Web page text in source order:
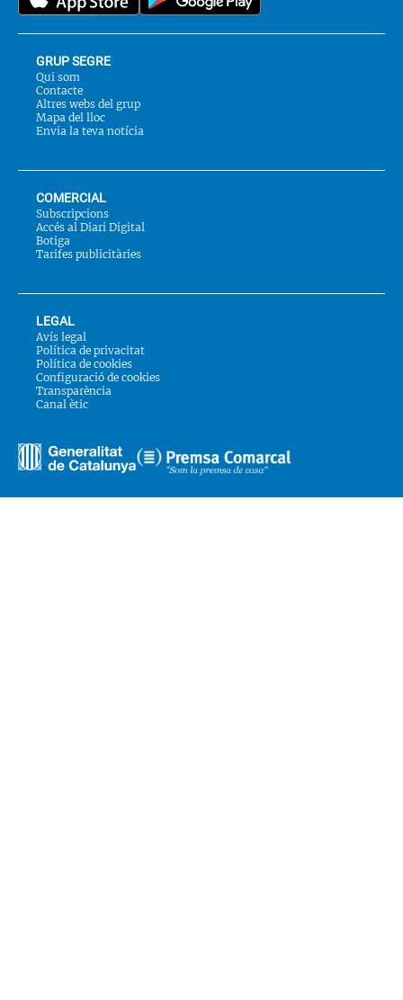
GRUP SEGRE
Qui som
Contacte
Altres webs del grup
Mapa del lloc
Envia la teva notícia
COMERCIAL
Subscripcions
Accés al Diari Digital
Botiga
Tarifes publicitàries
LEGAL
Avís legal
Política de privacitat
Política de cookies
Configuració de cookies
Transparència
Canal ètic